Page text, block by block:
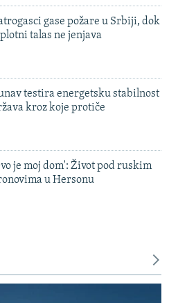
gase požare u Srbiji, dok
talas ne jenjava
testira energetsku stabilnost
kroz koje protiče
je moj dom': Život pod ruskim
u Hersonu